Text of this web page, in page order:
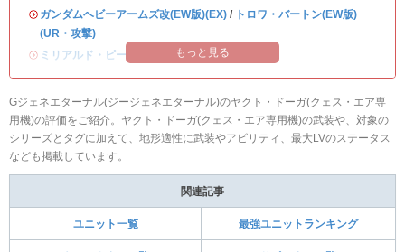
・ ガンダムヘビーアームズ改(EW版)(EX) / トロワ・バートン(EW版)
(UR・攻撃)
・ ミリアルド・ピースクラフト&リーブラ
もっと見る
Gジェネエターナル(ジージェネエターナル)のヤクト・ドーガ(クェス・エア専
用機)の評価をご紹介。ヤクト・ドーガ(クェス・エア専用機)の武装や、対象の
シリーズとタグに加えて、地形適性に武装やアビリティ、最大LVのステータス
なども掲載しています。
関連記事
ユニット一覧 最強ユニットランキング